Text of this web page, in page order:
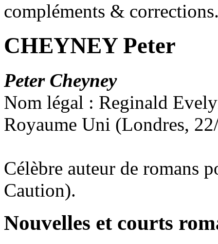
compléments &
CHEYNEY Peter
Peter Cheyney
Nom légal : Reginald
Royaume Uni (Londres,
Célèbre auteur de romans
Caution).
Nouvelles et courts